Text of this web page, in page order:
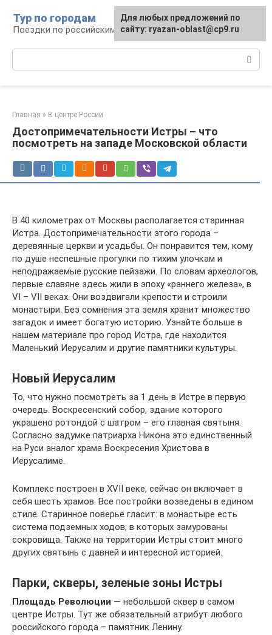
контенту
Тур по городам
Поездки по российским городам
Главная » В центре России
Достопримечательности Истры – что
посмотреть на западе Московской области
В 40 километрах от Москвы располагается старинная
Истра. Достопримечательности этого города –
деревянные церкви и усадьбы. Он понравится тем, кому
по душе неспешные прогулки по тихим улочкам и
неподражаемые русские пейзажи. По словам археологов,
первые славяне здесь жили в эпоху «раннего железа», в
VI – VII веках. Они воздвигали крепости и строили
монастыри. Без сомнения эта земля хранит множество
загадок и имеет богатую историю. Узнайте больше в
нашем материале про город Истра, где находится
Маленький Иерусалим и другие памятники культуры.
Новый Иерусалим
То, что нужно посмотреть за 1 день в Истре в первую
очередь. Воскресенский собор, здание которого
украшено ротондой с шатром – его главная святыня.
Согласно задумке патриарха Никона это единственный
на Руси аналог храма Воскресения Христова в
Иерусалиме.
Комплекс построен в XVII веке, сейчас он включает в
себя шесть храмов. Все постройки возведены в едином
стиле. Старинное поверье гласит: в монастыре есть
система подземных ходов, в которых замурованы
сокровища. Также на территории Истры стоит много
других святынь с давней и интересной историей.
Парки, скверы, зеленые зоны Истры
Площадь Революции — небольшой сквер в самом
центре Истры. Тут же обязательный атрибут любого
российского города – памятник Ленину.
Для любых предложений по
сайту: ryazan-oblast@cp9.ru